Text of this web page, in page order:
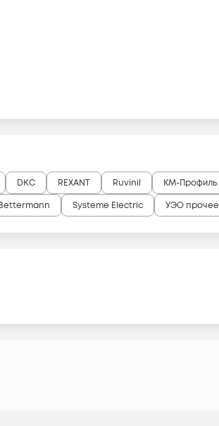
DKC REXANT Ruvinil КМ-Профиль
Systeme Electric УЭО прочее